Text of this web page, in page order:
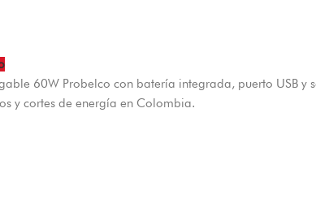
60W Probelco con batería integrada, puerto USB
y cortes de energía en Colombia.